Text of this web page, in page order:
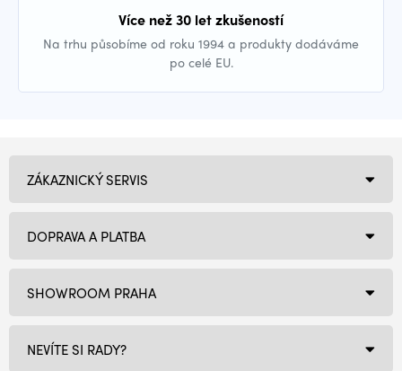
Více než 30 let zkušeností
Na trhu působíme od roku 1994 a produkty dodáváme
po celé EU.
SHOWROOM PRAHA
NEVÍTE SI RADY?
ZÁKAZNICKÝ SERVIS
DOPRAVA A PLATBA